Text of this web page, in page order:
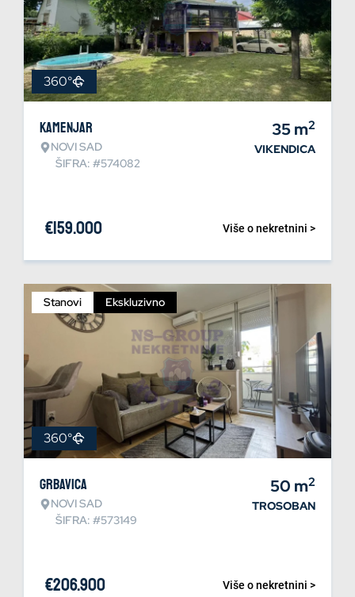
360°
Kamenjar
NOVI SAD
ŠIFRA: #574082
35m2
VIKENDICA
Više o nekretnini >
€159.000
Stanovi Ekskluzivno
360°
Grbavica
NOVI SAD
ŠIFRA: #573149
50 m2
TROSOBAN
Više o nekretnini >
€206.900